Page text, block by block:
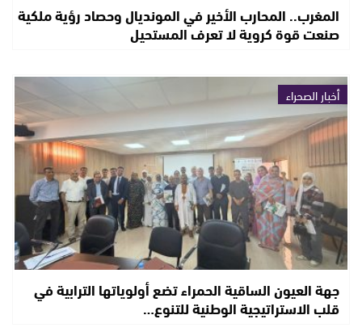
المغرب.. المحارب الأخير في المونديال وحصاد رؤية ملكية
صنعت قوة كروية لا تعرف المستحيل
أخبار الصحراء
جهة العيون الساقية الحمراء تضع أولوياتها الترابية في
قلب الاستراتيجية الوطنية للتنوع…